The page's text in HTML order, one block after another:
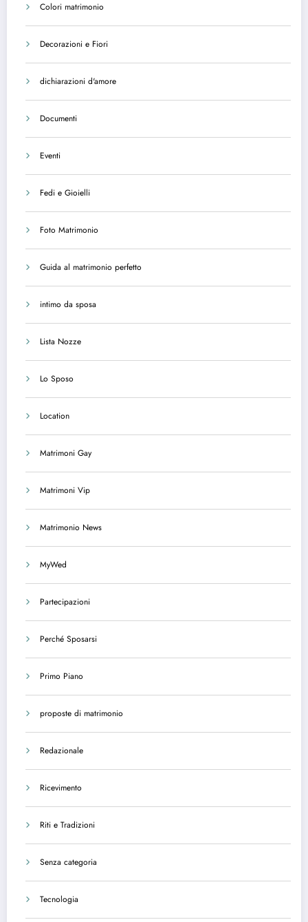
Colori matrimonio
Decorazioni e Fiori
dichiarazioni d'amore
Documenti
Eventi
Fedi e Gioielli
Foto Matrimonio
Guida al matrimonio perfetto
intimo da sposa
Lista Nozze
Lo Sposo
Location
Matrimoni Gay
Matrimoni Vip
Matrimonio News
MyWed
Partecipazioni
Perché Sposarsi
Primo Piano
proposte di matrimonio
Redazionale
Ricevimento
Riti e Tradizioni
Senza categoria
Tecnologia